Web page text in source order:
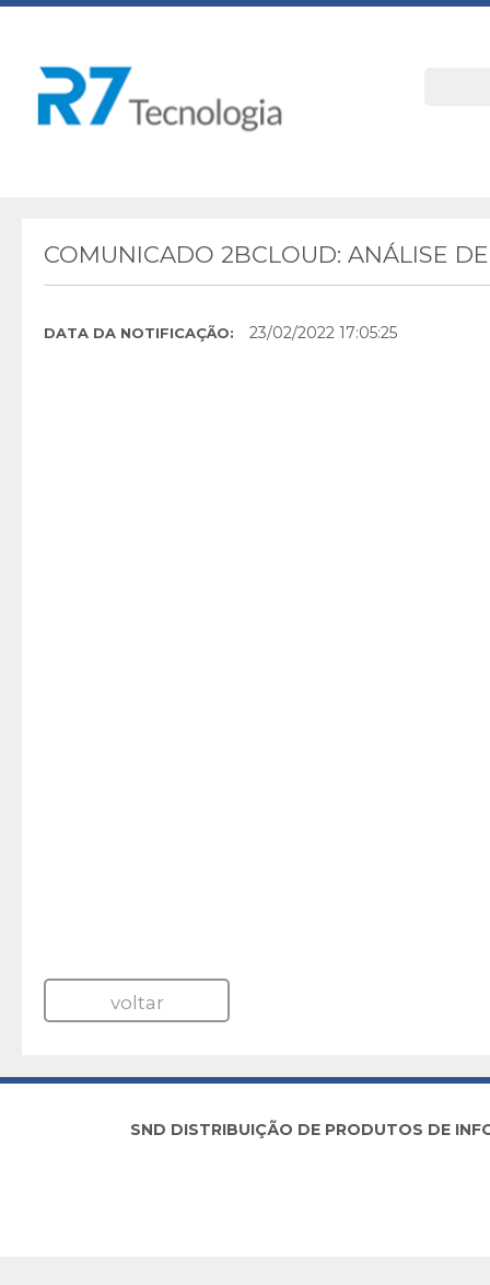
COMUNICADO 2BCLOUD: ANÁLISE
DATA DA NOTIFICAÇÃO: 23/02/2022 17:05:25
voltar
SND DISTRIBUIÇÃO DE PRODUTOS DE